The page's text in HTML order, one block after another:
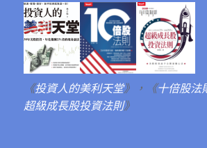
《投資人的美利天堂》，《十倍股法
超級成長股投資法則》